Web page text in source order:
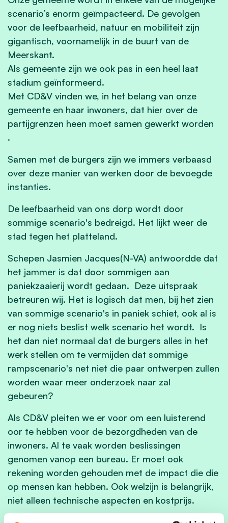
scenario’s enorm geïmpacteerd. De gevolgen
voor de leefbaarheid, natuur en mobiliteit zijn
gigantisch, voornamelijk in de buurt van de
Meerskant.
Als gemeente zijn we ook pas in een heel laat
stadium geïnformeerd.
Met CD&V vinden we, in het belang van onze
gemeente en haar inwoners, dat hier over de
partijgrenzen heen moet samen gewerkt worden
.
Samen met de burgers zijn we immers verbaasd
over deze manier van werken door de bevoegde
instanties.
De leefbaarheid van ons dorp wordt door
sommige scenario's bedreigd. Het lijkt weer de
stad tegen het platteland.
Schepen Jasmien Jacques(N-VA) antwoordde dat
het jammer is dat door sommigen aan
paniekzaaierij wordt gedaan. Deze uitspraak
betreuren wij. Het is logisch dat men, bij het zien
van sommige scenario's in paniek schiet, ook al is
er nog niets beslist welk scenario het wordt. Is
het dan niet normaal dat de burgers alles in het
werk stellen om te vermijden dat sommige
rampscenario's net niet die paar ontwerpen zullen
worden waar meer onderzoek naar zal
gebeuren?
Als CD&V pleiten we er voor om een luisterend
oor te hebben voor de bezorgdheden van de
inwoners. Al te vaak worden beslissingen
genomen vanop een bureau. Er moet ook
rekening worden gehouden met de impact die die
op mensen kan hebben. Ook welzijn is belangrijk,
niet alleen technische aspecten en kostprijs.